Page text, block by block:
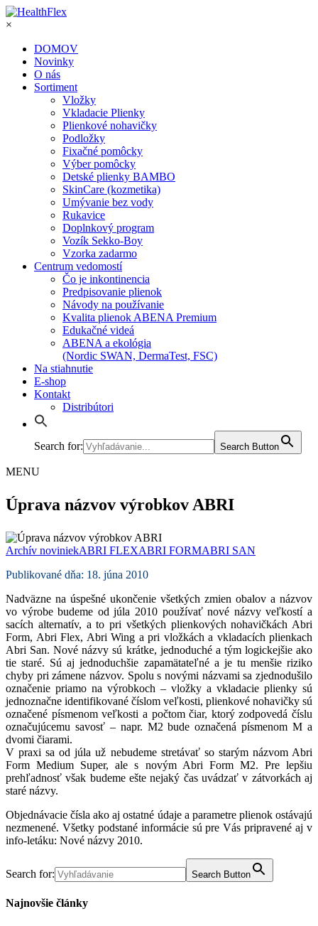
×
DOMOV
Novinky
O nás
Sortiment
Vložky
Vkladacie Plienky
Plienkové nohavičky
Podložky
Fixačné pomôcky
Výber pomôcky
Detské plienky BAMBO
SkinCare (kozmetika)
Umývanie bez vody
Rukavice
Doplnkový program
Vozík Sekko-Boy
Vzorka zadarmo
Centrum vedomostí
Čo je inkontinencia
Predpisovanie plienok
Návody na používanie
Kvalita plienok ABENA Premium
Edukačné videá
ABENA a ekológia
(Nordic SWAN, DermaTest, FSC)
Na stiahnutie
E-shop
Kontakt
Distribútori
Search for: Search Button
MENU
Úprava názvov výrobkov ABRI
Archív noviniekABRI FLEXABRI FORMABRI SAN
Publikované dňa: 18. júna 2010
Nadväzne na úspešné ukončenie všetkých zmien obalov a názvov
vo výrobe budeme od júla 2010 používať nové názvy veľkostí a
sacích alternatív, a to pri všetkých plienkových nohavičkách Abri
Form, Abri Flex, Abri Wing a pri vložkách a vkladacích plienkach
Abri San. Nové názvy sú krátke, jednoduché a tým logickejšie ako
tie staré. Sú aj jednoduchšie zapamätateľné a je tu menšie riziko
chyby pri zámene názvov. Spolu s novými názvami sa zjednodušilo
označenie priamo na výrobkoch – vložky a vkladacie plienky sú
jednoznačne identifikované číslom veľkosti, plienkové nohavičky sú
označené písmenom veľkosti a počtom čiar, ktorý zodpovedá číslu
označujúcemu savosť – napr. M2 bude označená písmenom M a
dvomi čiarami.
V praxi sa od júla už nebudeme stretávať so starým názvom Abri
Form Medium Super, ale s novým Abri Form M2. Pre lepšiu
prehľadnosť však budeme ešte nejaký čas uvádzať v zátvorkách aj
staré názvy.
Objednávacie čísla ako aj ostatné údaje a parametre plienok ostávajú
nezmenené. Všetky podstané informácie sú pre Vás pripravené aj v
info-letáku: Nové názvy 2010.
Search for: Search Button
Najnovšie články